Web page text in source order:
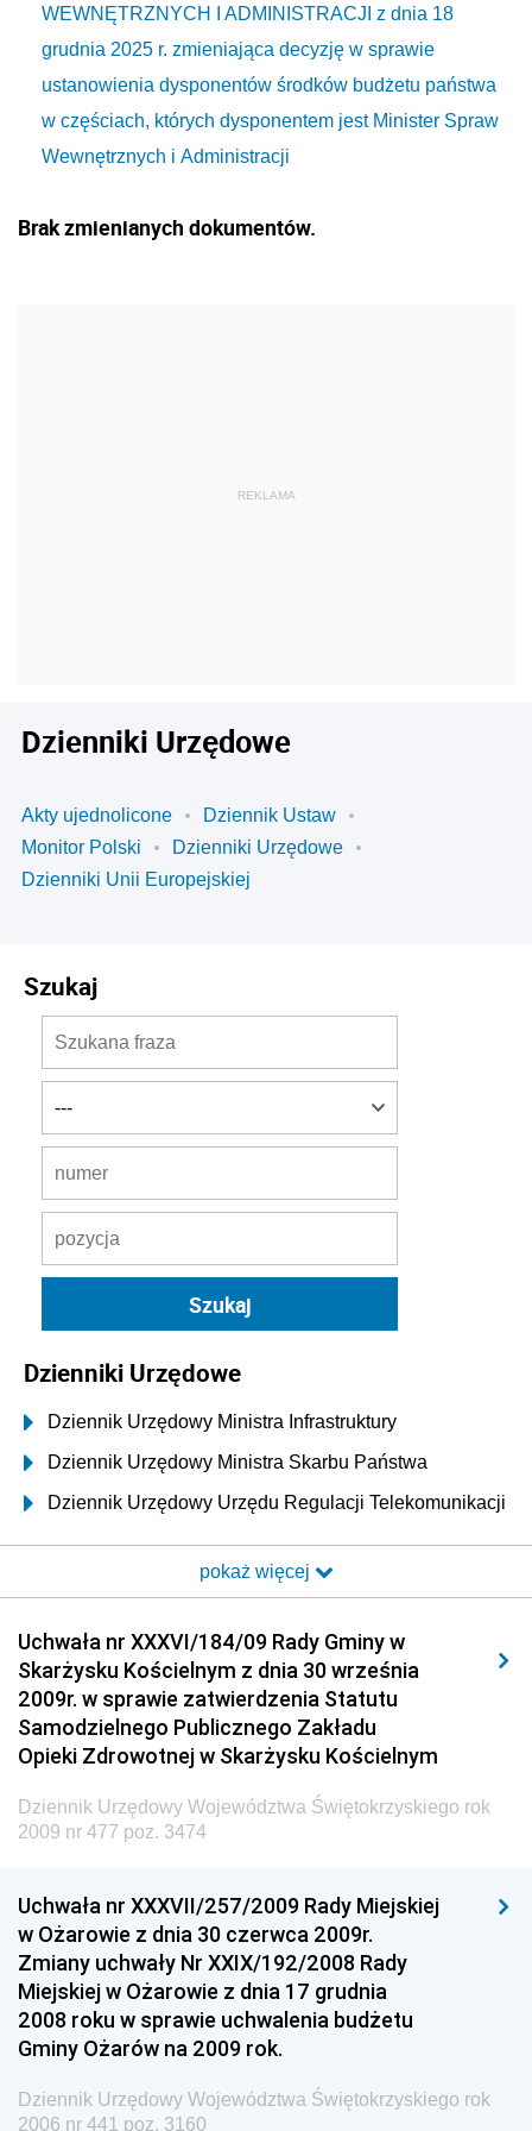
WEWNĘTRZNYCH I ADMINISTRACJI z dnia 18
grudnia 2025 r. zmieniająca decyzję w sprawie
ustanowienia dysponentów środków budżetu państwa
w częściach, których dysponentem jest Minister Spraw
Wewnętrznych i Administracji
Brak zmienianych dokumentów.
Dzienniki Urzędowe
Akty ujednolicone
Dziennik Ustaw
Monitor Polski
Dzienniki Urzędowe
Dzienniki Unii Europejskiej
Szukaj
Dzienniki Urzędowe
Dziennik Urzędowy Ministra Infrastruktury
Dziennik Urzędowy Ministra Skarbu Państwa
Dziennik Urzędowy Urzędu Regulacji Telekomunikacji
Dziennik Urzędowy Ministra Transportu i Budownictwa
Elektronicznej
Dziennik Urzędowy Ministra Spraw Wewnętrznych i
Administracji
Dziennik Urzędowy Ministra Transportu
Dziennik Urzędowy Ministra Budownictwa
Dziennik Urzędowy Ministra Nauki i Szkolnictwa
Dziennik Urzędowy Głównego Urzędu Miar
Dziennik Urzędowy Ministra Rolnictwa i Rozwoju Wsi
Dziennik Urzędowy Ministra Edukacji Narodowej i
Sportu
Dziennik Urzędowy Ministra Edukacji i Nauki
Dziennik Urzędowy Ministra Edukacji Narodowej
pokaż więcej
Uchwała nr XXXVI/184/09 Rady Gminy w
Skarżysku Kościelnym z dnia 30 września
2009r. w sprawie zatwierdzenia Statutu
Samodzielnego Publicznego Zakładu
Opieki Zdrowotnej w Skarżysku Kościelnym
Dziennik Urzędowy Województwa Świętokrzyskiego rok
2009 nr 477 poz. 3474
Uchwała nr XXXVII/257/2009 Rady Miejskiej
w Ożarowie z dnia 30 czerwca 2009r.
Zmiany uchwały Nr XXIX/192/2008 Rady
Miejskiej w Ożarowie z dnia 17 grudnia
2008 roku w sprawie uchwalenia budżetu
Gminy Ożarów na 2009 rok.
Dziennik Urzędowy Województwa Świętokrzyskiego rok
2006 nr 441 poz. 3160